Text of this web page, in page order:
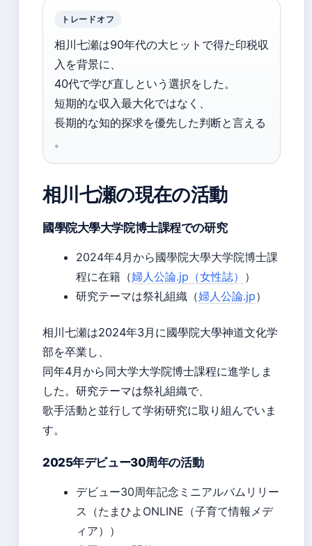
トレードオフ
相川七瀬は90年代の大ヒットで得た印税収
入を背景に、
40代で学び直しという選択をした。
短期的な収入最大化ではなく、
長期的な知的探求を優先した判断と言える
。
相川七瀬の現在の活動
國學院大學大学院博士課程での研究
2024年4月から國學院大學大学院博士課
程に在籍（婦人公論.jp（女性誌） ）
研究テーマは祭礼組織（婦人公論.jp）
相川七瀬は2024年3月に國學院大學神道文化学
部を卒業し、
同年4月から同大学大学院博士課程に進学しま
した。研究テーマは祭礼組織で、
歌手活動と並行して学術研究に取り組んでいま
す。
2025年デビュー30周年の活動
デビュー30周年記念ミニアルバムリリー
ス（たまひよONLINE（子育て情報メデ
ィア））